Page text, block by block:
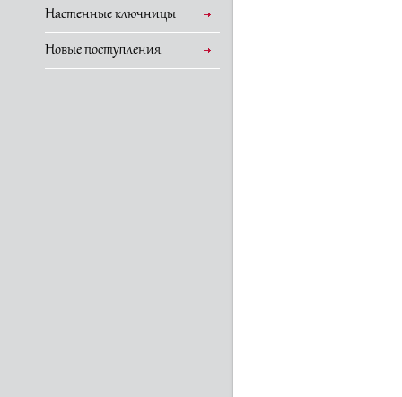
Настенные ключницы
Новые поступления